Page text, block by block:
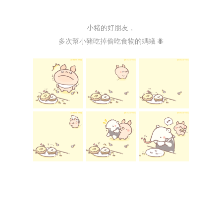
小豬的好朋友，
多次幫小豬吃掉偷吃食物的螞蟻 🐜